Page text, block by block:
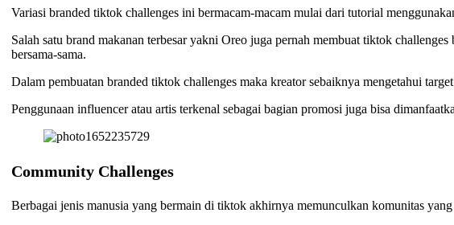
Variasi branded tiktok challenges ini bermacam-macam mulai dari tutorial
Salah satu brand makanan terbesar yakni Oreo juga pernah membuat tiktok
bersama-sama.
Dalam pembuatan branded tiktok challenges maka kreator sebaiknya mengetahui
Penggunaan influencer atau artis terkenal sebagai bagian promosi juga bisa
Community Challenges
Berbagai jenis manusia yang bermain di tiktok akhirnya memunculkan komunitas